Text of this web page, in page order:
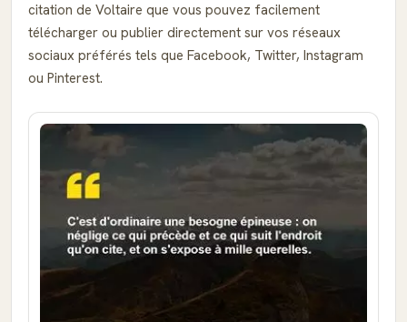
citation de Voltaire que vous pouvez facilement
télécharger ou publier directement sur vos réseaux
sociaux préférés tels que Facebook, Twitter, Instagram
ou Pinterest.